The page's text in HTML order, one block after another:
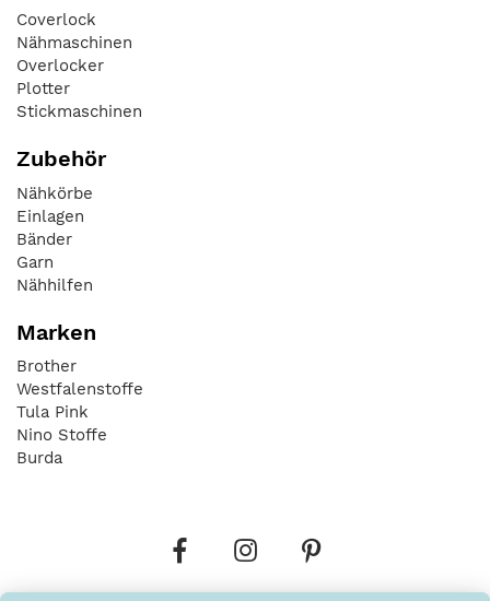
Coverlock
Nähmaschinen
Overlocker
Plotter
Stickmaschinen
Zubehör
Nähkörbe
Einlagen
Bänder
Garn
Nähhilfen
Marken
Brother
Westfalenstoffe
Tula Pink
Nino Stoffe
Burda